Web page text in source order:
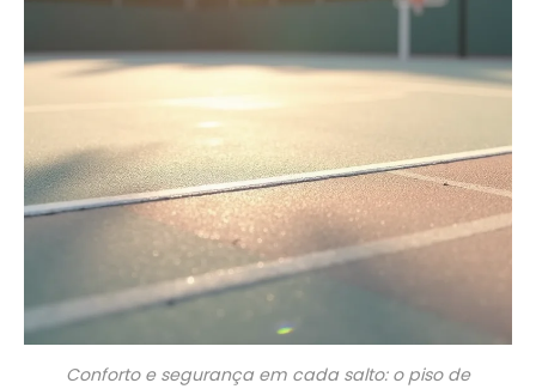
Conforto e segurança em cada salto: o piso de